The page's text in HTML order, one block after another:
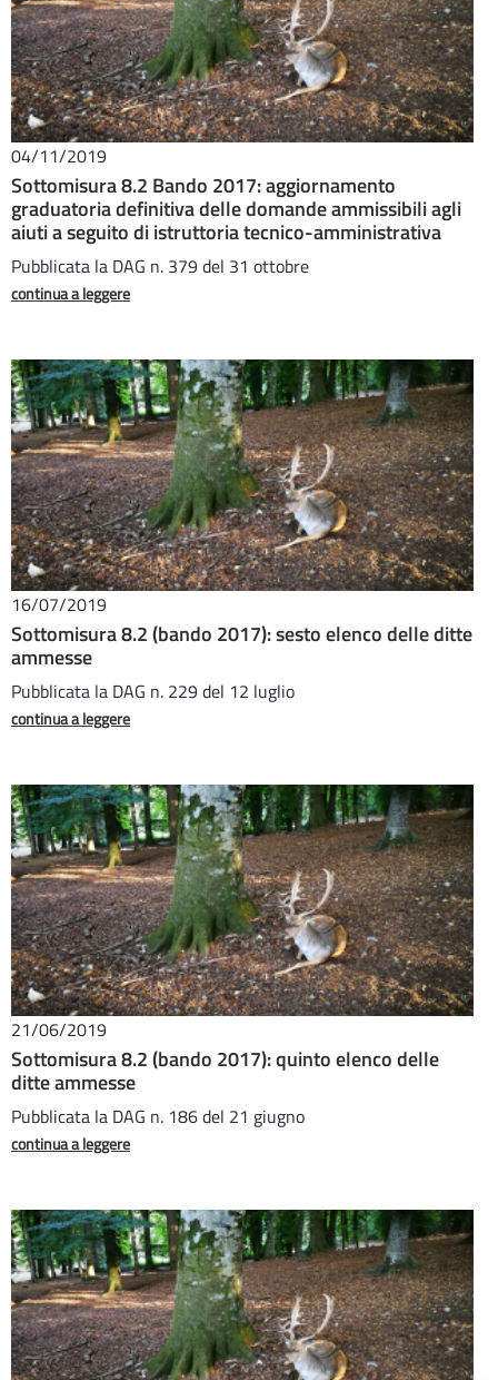
04/11/2019
Sottomisura 8.2 Bando 2017: aggiornamento
graduatoria definitiva delle domande ammissibili agli
aiuti a seguito di istruttoria tecnico-amministrativa
Pubblicata la DAG n. 379 del 31 ottobre
continua a leggere
16/07/2019
Sottomisura 8.2 (bando 2017): sesto elenco delle ditte
ammesse
Pubblicata la DAG n. 229 del 12 luglio
continua a leggere
21/06/2019
Sottomisura 8.2 (bando 2017): quinto elenco delle
ditte ammesse
Pubblicata la DAG n. 186 del 21 giugno
continua a leggere